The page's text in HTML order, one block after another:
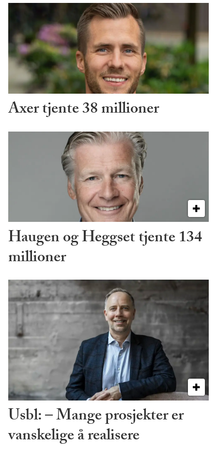
Axer tjente 38 millioner
Haugen og Heggset tjente 134
millioner
Usbl: – Mange prosjekter er
vanskelige å realisere